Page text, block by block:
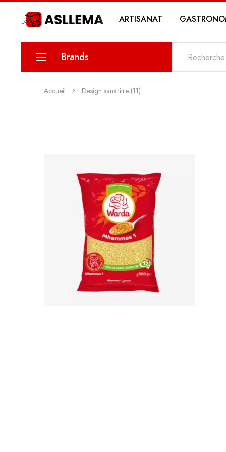
Asllema ARTISANAT
Brands
KARINA
MY SWEETS PASTRY
MY STORY COSMETICS
RAWNAQ
Accueil Design sans titre (11)